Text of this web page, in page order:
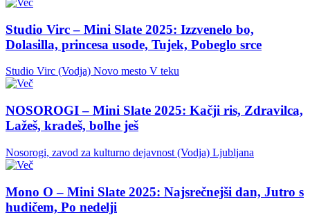
Studio Virc – Mini Slate 2025: Izzvenelo bo,
Dolasilla, princesa usode, Tujek, Pobeglo srce
Studio Virc (Vodja) Novo mesto V teku
NOSOROGI – Mini Slate 2025: Kačji ris, Zdravilca,
Lažeš, kradeš, bolhe ješ
Nosorogi, zavod za kulturno dejavnost (Vodja) Ljubljana
Mono O – Mini Slate 2025: Najsrečnejši dan, Jutro s
hudičem, Po nedelji